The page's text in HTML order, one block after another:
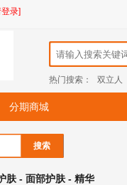
登录]
热门搜索： 双立人
分期商城
搜索
肤 - 面部护肤 - 精华